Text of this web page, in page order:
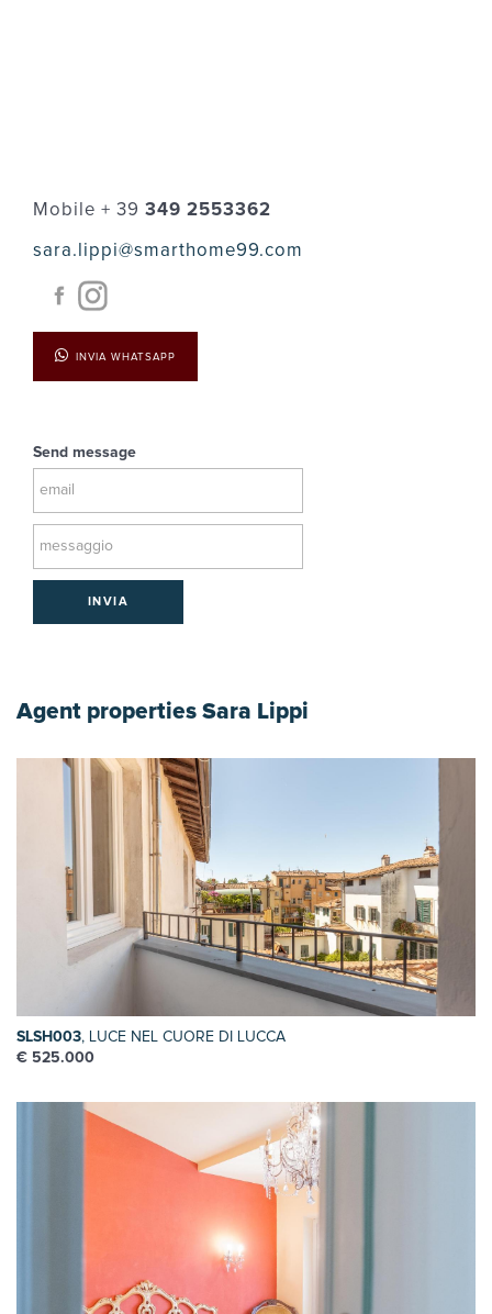
Mobile + 39 349 2553362
sara.lippi@smarthome99.com
INVIA WHATSAPP
Send message
INVIA
Agent properties Sara Lippi
SLSH003, LUCE NEL CUORE DI LUCCA
€ 525.000